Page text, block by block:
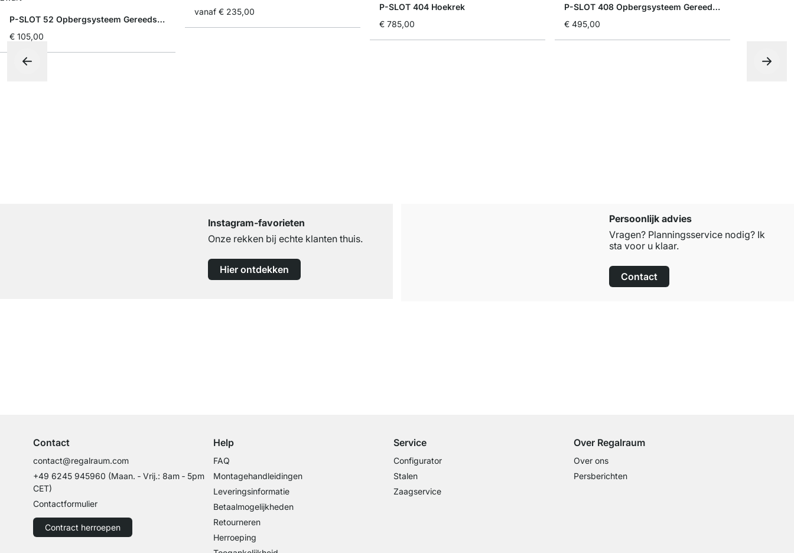
P-SLOT 52 Opbergsysteem Gereedschapswand
€ 105,00
vanaf € 235,00
P-SLOT 404 Hoekrek
€ 785,00
P-SLOT 408 Opbergsysteem Gereedschapswand
€ 495,00
Instagram-favorieten
Onze rekken bij echte klanten thuis.
Hier ontdekken
Persoonlijk advies
Vragen? Planningsservice nodig? Ik
sta voor u klaar.
Contact
Contact
contact@regalraum.com
+49 6245 945960 (Maan. ‑ Vrij.: 8am ‑ 5pm
CET)
Contactformulier
Contract herroepen
Help
FAQ
Montagehandleidingen
Leveringsinformatie
Betaalmogelijkheden
Retourneren
Herroeping
Service
Configurator
Stalen
Zaagservice
Over Regalraum
Over ons
Persberichten